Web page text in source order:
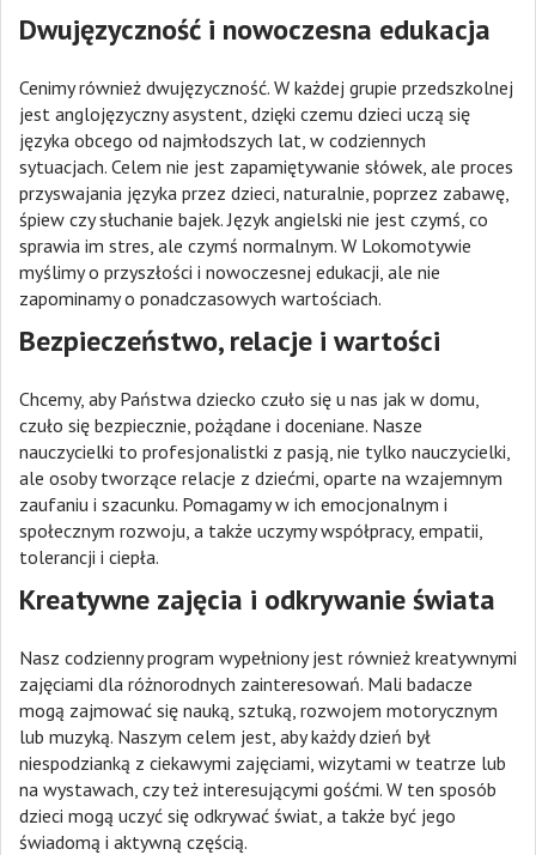
Dwujęzyczność i nowoczesna edukacja
Cenimy również dwujęzyczność. W każdej grupie przedszkolnej
jest anglojęzyczny asystent, dzięki czemu dzieci uczą się
języka obcego od najmłodszych lat, w codziennych
sytuacjach. Celem nie jest zapamiętywanie słówek, ale proces
przyswajania języka przez dzieci, naturalnie, poprzez zabawę,
śpiew czy słuchanie bajek. Język angielski nie jest czymś, co
sprawia im stres, ale czymś normalnym. W Lokomotywie
myślimy o przyszłości i nowoczesnej edukacji, ale nie
zapominamy o ponadczasowych wartościach.
Bezpieczeństwo, relacje i wartości
Chcemy, aby Państwa dziecko czuło się u nas jak w domu,
czuło się bezpiecznie, pożądane i doceniane. Nasze
nauczycielki to profesjonalistki z pasją, nie tylko nauczycielki,
ale osoby tworzące relacje z dziećmi, oparte na wzajemnym
zaufaniu i szacunku. Pomagamy w ich emocjonalnym i
społecznym rozwoju, a także uczymy współpracy, empatii,
tolerancji i ciepła.
Kreatywne zajęcia i odkrywanie świata
Nasz codzienny program wypełniony jest również kreatywnymi
zajęciami dla różnorodnych zainteresowań. Mali badacze
mogą zajmować się nauką, sztuką, rozwojem motorycznym
lub muzyką. Naszym celem jest, aby każdy dzień był
niespodzianką z ciekawymi zajęciami, wizytami w teatrze lub
na wystawach, czy też interesującymi gośćmi. W ten sposób
dzieci mogą uczyć się odkrywać świat, a także być jego
świadomą i aktywną częścią.